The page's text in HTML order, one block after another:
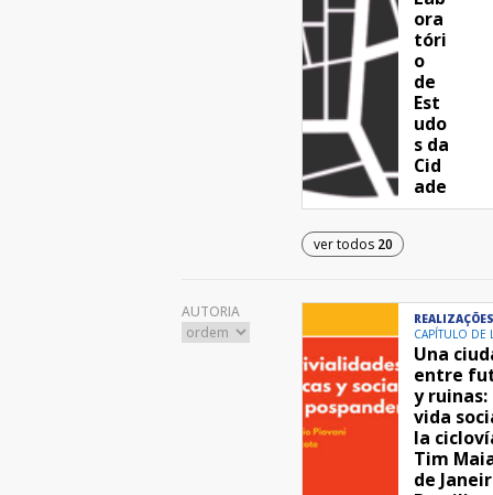
ora
tóri
o
de
Est
udo
s da
Cid
ade
ver todos 20
AUTORIA
REALIZAÇÕES
CAPÍTULO DE
Una
entre
y ruinas:
vida
la
Tim
de